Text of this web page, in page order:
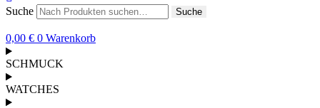
Suche Suche
0,00 € 0 Warenkorb
SCHMUCK
WATCHES